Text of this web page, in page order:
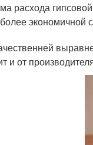
расхода
экономичной
и от